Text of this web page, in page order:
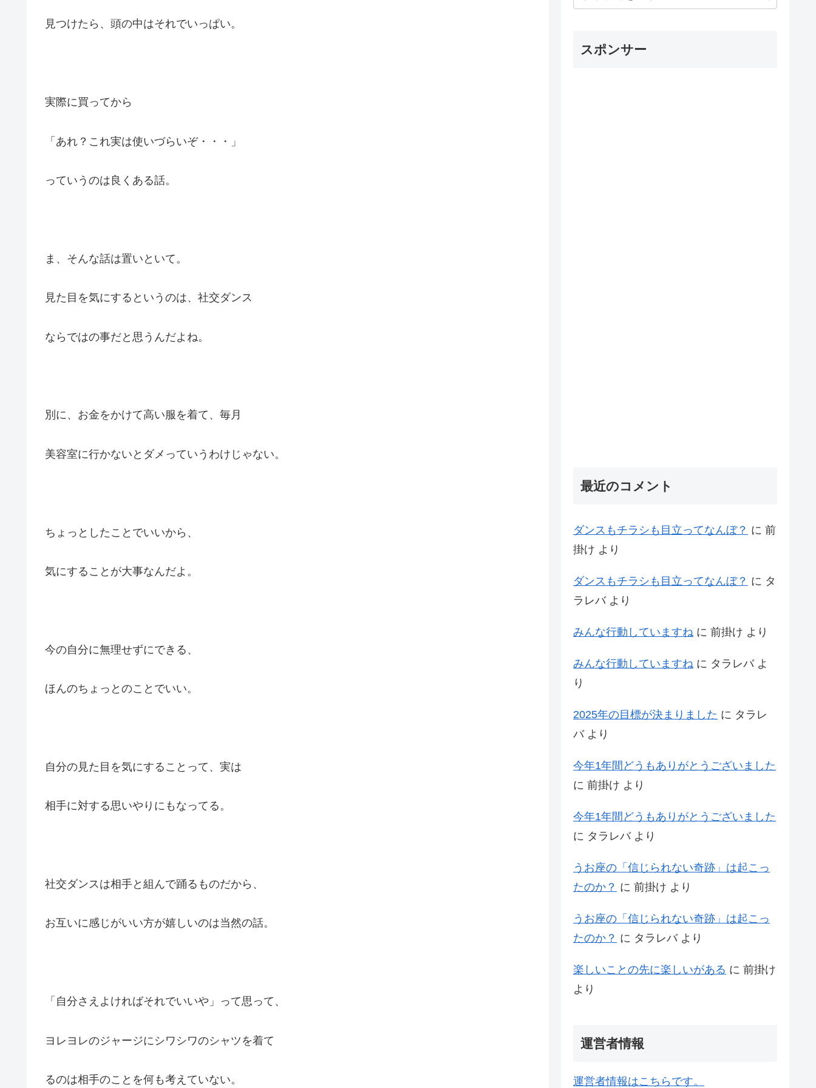
見つけたら、頭の中はそれでいっぱい。
実際に買ってから
「あれ？これ実は使いづらいぞ・・・」
っていうのは良くある話。
ま、そんな話は置いといて。
見た目を気にするというのは、社交ダンス
ならではの事だと思うんだよね。
別に、お金をかけて高い服を着て、毎月
美容室に行かないとダメっていうわけじゃない。
ちょっとしたことでいいから、
気にすることが大事なんだよ。
今の自分に無理せずにできる、
ほんのちょっとのことでいい。
自分の見た目を気にすることって、実は
相手に対する思いやりにもなってる。
社交ダンスは相手と組んで踊るものだから、
お互いに感じがいい方が嬉しいのは当然の話。
「自分さえよければそれでいいや」って思って、
ヨレヨレのジャージにシワシワのシャツを着て
るのは相手のことを何も考えていない。
スポンサー
最近のコメント
ダンスもチラシも目立ってなんぼ？ に 前
掛け より
ダンスもチラシも目立ってなんぼ？ に タ
ラレバより
みんな行動していますね に 前掛け より
みんな行動していますね に タラレバよ
り
2025年の目標が決まりました に タラレ
バより
今年1年間どうもありがとうございました
に 前掛け より
今年1年間どうもありがとうございました
に タラレバより
うお座の「信じられない奇跡」は起こっ
たのか？ に 前掛け より
うお座の「信じられない奇跡」は起こっ
たのか？ に タラレバより
楽しいことの先に楽しいがある に 前掛け
より
運営者情報
運営者情報はこちらです。